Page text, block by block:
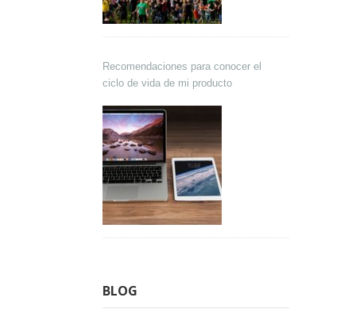
Recomendaciones para conocer el
ciclo de vida de mi producto
BLOG